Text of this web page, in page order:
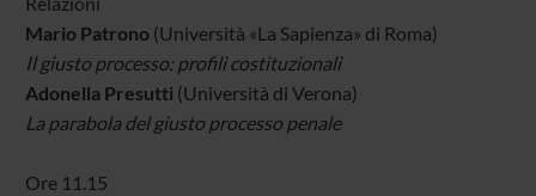
Mario Patrono(Università «La Sapienza» di Roma)
Il giusto processo: profili costituzionali
Adonella Presutti (Università di Verona)
La parabola del giusto processo penale
Ore 11.15